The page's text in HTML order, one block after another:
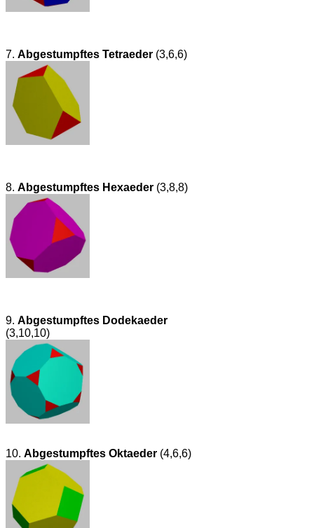
7. Abgestumpftes Tetraeder (3,6,6)
8. Abgestumpftes Hexaeder (3,8,8)
9. Abgestumpftes Dodekaeder
(3,10,10)
10. Abgestumpftes Oktaeder (4,6,6)